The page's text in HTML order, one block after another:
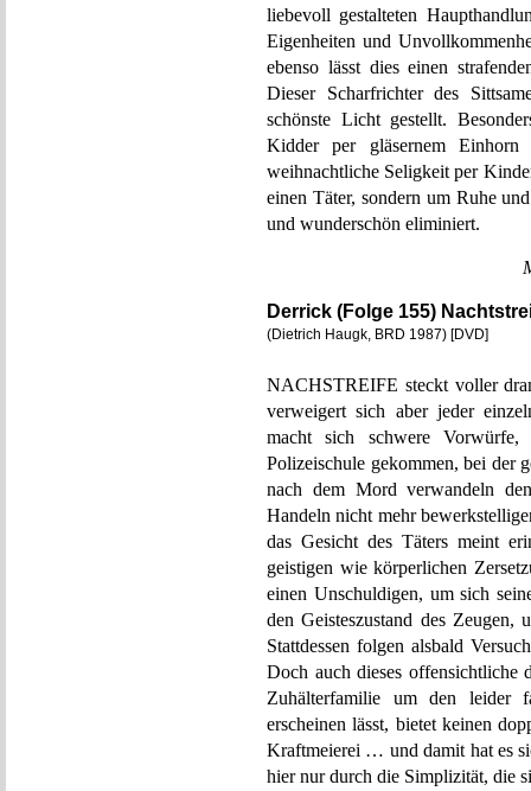
liebevoll gestalteten
Eigenheiten und
ebenso lässt dies einen
Dieser Scharfrichter des
schönste Licht gestellt.
Kidder per gläsernem
weihnachtliche Seligkeit per
einen Täter, sondern um Ruhe
und wunderschön eliminiert.
Derrick (Folge 155)
(Dietrich Haugk, BRD 1987) [DVD]
NACHSTREIFE steckt voller
verweigert sich aber jeder
macht sich schwere
Polizeischule gekommen, bei der
nach dem Mord verwandeln
Handeln nicht mehr
das Gesicht des Täters meint
geistigen wie körperlichen
einen Unschuldigen, um sich
den Geisteszustand des
Stattdessen folgen alsbald
Doch auch dieses offensichtliche
Zuhälterfamilie um den leider
erscheinen lässt, bietet keinen
Kraftmeierei … und damit hat es
hier nur durch die Simplizität, die